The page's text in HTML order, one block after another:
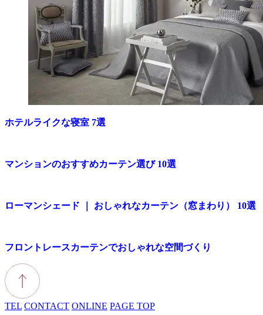
ホテルライクな寝室 7選
マンションのおすすめカーテン選び 10選
ローマンシェード ｜ おしゃれなカーテン（窓まわり） 10選
フロントレースカーテンでおしゃれな空間づくり
TEL CONTACT ONLINE PAGE TOP